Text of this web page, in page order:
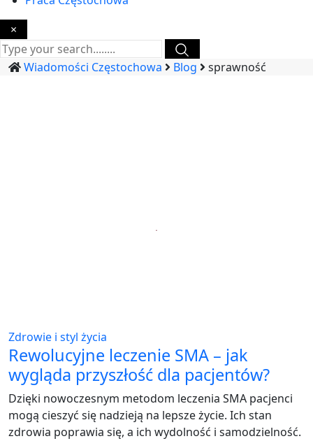
×
Wiadomości Częstochowa Blog sprawność
Zdrowie i styl życia
Rewolucyjne leczenie SMA – jak
wygląda przyszłość dla pacjentów?
Dzięki nowoczesnym metodom leczenia SMA pacjenci
mogą cieszyć się nadzieją na lepsze życie. Ich stan
zdrowia poprawia się, a ich wydolność i samodzielność.